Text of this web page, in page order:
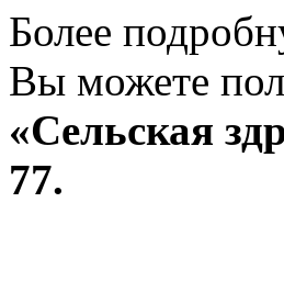
Более
Вы можете
«Сельская
77.